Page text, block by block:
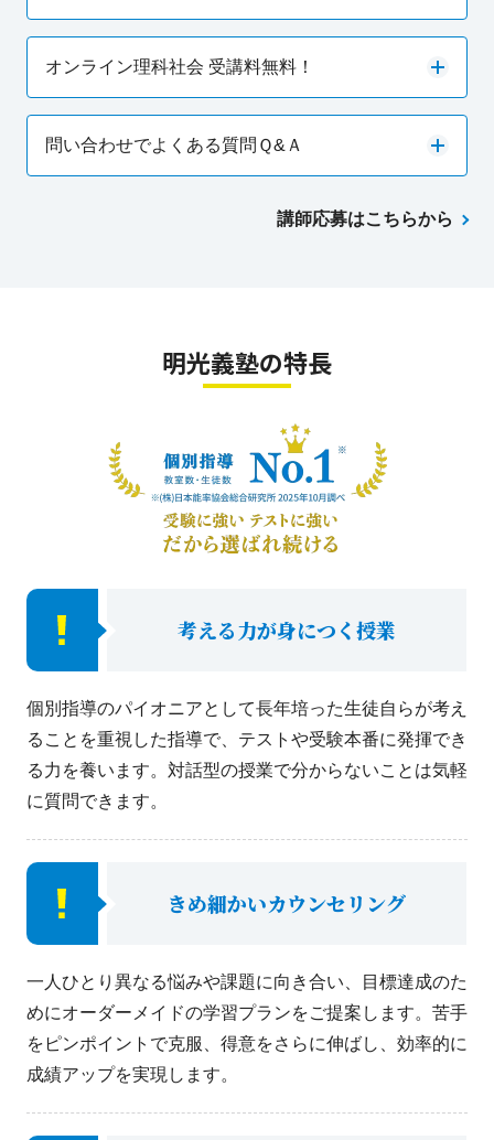
オンライン理科社会 受講料無料！
問い合わせでよくある質問Ｑ&Ａ
講師応募はこちらから
明光義塾の特長
考える力が身につく授業
個別指導のパイオニアとして長年培った生徒自らが考え
ることを重視した指導で、テストや受験本番に発揮でき
る力を養います。対話型の授業で分からないことは気軽
に質問できます。
きめ細かいカウンセリング
一人ひとり異なる悩みや課題に向き合い、目標達成のた
めにオーダーメイドの学習プランをご提案します。苦手
をピンポイントで克服、得意をさらに伸ばし、効率的に
成績アップを実現します。